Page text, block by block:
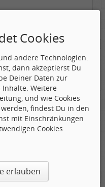
sein.
suchen, der den
Jokerzeichen benutzen, um
automatische Spambots
Forums abzuhalten.
nicht in der Lage den
Cookies
andere Technologien.
dann akzeptierst Du
Deiner Daten zur
Weitere
und wie Cookies
findest Du in den
mit Einschränkungen
Cookies
erlauben